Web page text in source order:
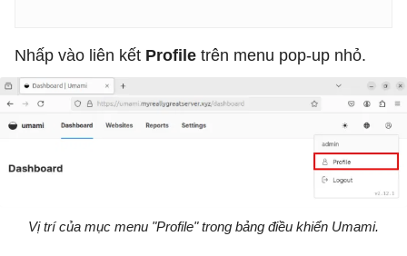
Nhấp vào liên kết Profile trên menu pop-up nhỏ.
Vị trí của mục menu "Profile" trong bảng điều khiển Umami.